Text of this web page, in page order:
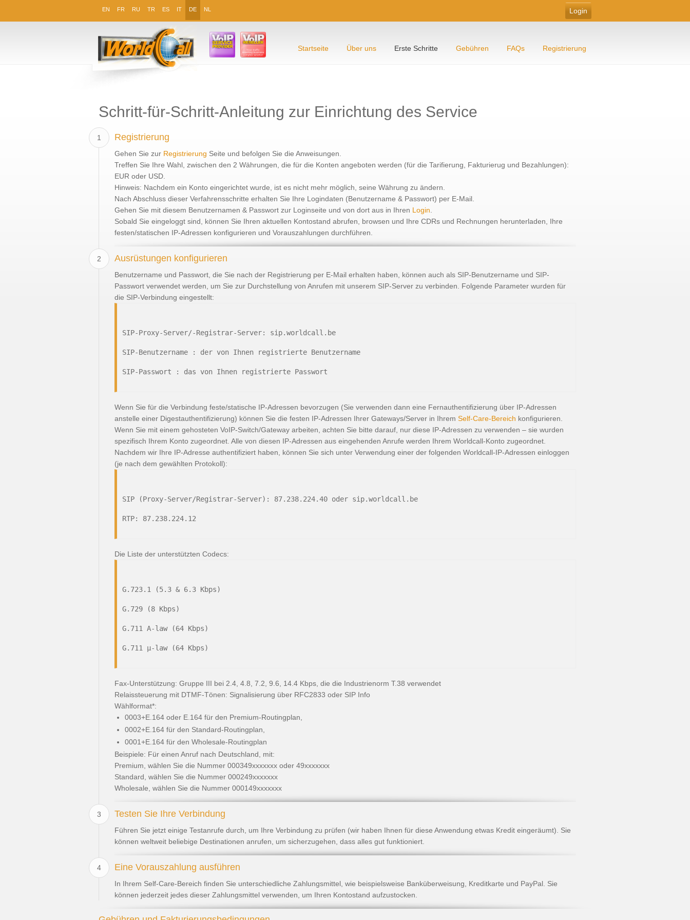
EN FR RU TR ES IT DE NL
Startseite Über uns Erste Schritte Gebühren FAQs Registrierung
Schritt-für-Schritt-Anleitung zur Einrichtung des Service
1 Registrierung
Gehen Sie zur Registrierung Seite und befolgen Sie die Anweisungen.
Treffen Sie Ihre Wahl, zwischen den 2 Währungen, die für die Konten angeboten werden (für die Tarifierung, Fakturierug und Bezahlungen):
EUR oder USD.
Hinweis: Nachdem ein Konto eingerichtet wurde, ist es nicht mehr möglich, seine Währung zu ändern.
Nach Abschluss dieser Verfahrensschritte erhalten Sie Ihre Logindaten (Benutzername & Passwort) per E-Mail.
Gehen Sie mit diesem Benutzernamen & Passwort zur Loginseite und von dort aus in Ihren Login
Sobald Sie eingeloggt sind, können Sie Ihren aktuellen Kontostand abrufen, browsen und Ihre CDRs und Rechnungen herunterladen, Ihre
festen/statischen IP-Adressen konfigurieren und Vorauszahlungen durchführen.
2 Ausrüstungen konfigurieren
Benutzername und Passwort, die Sie nach der Registrierung per E-Mail erhalten haben, können auch als SIP-Benutzername und SIP-
Passwort verwendet werden, um Sie zur Durchstellung von Anrufen mit unserem SIP-Server zu verbinden. Folgende Parameter wurden für
die SIP-Verbindung eingestellt:
SIP-Proxy-Server/-Registrar-Server: sip.worldcall.be
SIP-Benutzername : der von Ihnen registrierte Benutzername
SIP-Passwort : das von Ihnen registrierte Passwort
Wenn Sie für die Verbindung feste/statische IP-Adressen bevorzugen (Sie verwenden dann eine Fernauthentifizierung über IP-Adressen
anstelle einer Digestauthentifizierung) können Sie die festen IP-Adressen Ihrer Gateways/Server in Ihrem Self-Care-Bereich konfigurieren.
Wenn Sie mit einem gehosteten VoIP-Switch/Gateway arbeiten, achten Sie bitte darauf, nur diese IP-Adressen zu verwenden – sie wurden
spezifisch Ihrem Konto zugeordnet. Alle von diesen IP-Adressen aus eingehenden Anrufe werden Ihrem Worldcall-Konto zugeordnet.
Nachdem wir Ihre IP-Adresse authentifiziert haben, können Sie sich unter Verwendung einer der folgenden Worldcall-IP-Adressen einloggen
(je nach dem gewählten Protokoll):
SIP (Proxy-Server/Registrar-Server): 87.238.224.40 oder sip.worldcall.be
RTP: 87.238.224.12
Die Liste der unterstützten Codecs:
G.723.1 (5.3 & 6.3 Kbps)
G.729 (8 Kbps)
G.711 A-law (64 Kbps)
G.711 μ-law (64 Kbps)
Fax-Unterstützung: Gruppe III bei 2.4, 4.8, 7.2, 9.6, 14.4 Kbps, die die Industrienorm T.38 verwendet
Relaissteuerung mit DTMF-Tönen: Signalisierung über RFC2833 oder SIP Info
Wählformat*:
0003+E.164 oder E.164 für den Premium-Routingplan,
0002+E.164 für den Standard-Routingplan,
0001+E.164 für den Wholesale-Routingplan
Beispiele: Für einen Anruf nach Deutschland, mit:
Premium, wählen Sie die Nummer 000349xxxxxxx oder 49xxxxxxx
Standard, wählen Sie die Nummer 000249xxxxxxx
Wholesale, wählen Sie die Nummer 000149xxxxxxx
3 Testen Sie Ihre Verbindung
Führen Sie jetzt einige Testanrufe durch, um Ihre Verbindung zu prüfen (wir haben Ihnen für diese Anwendung etwas Kredit eingeräumt). Sie
können weltweit beliebige Destinationen anrufen, um sicherzugehen, dass alles gut funktioniert.
4 Eine Vorauszahlung ausführen
In Ihrem Self-Care-Bereich finden Sie unterschiedliche Zahlungsmittel, wie beispielsweise Banküberweisung, Kreditkarte und PayPal. Sie
können jederzeit jedes dieser Zahlungsmittel verwenden, um Ihren Kontostand aufzustocken.